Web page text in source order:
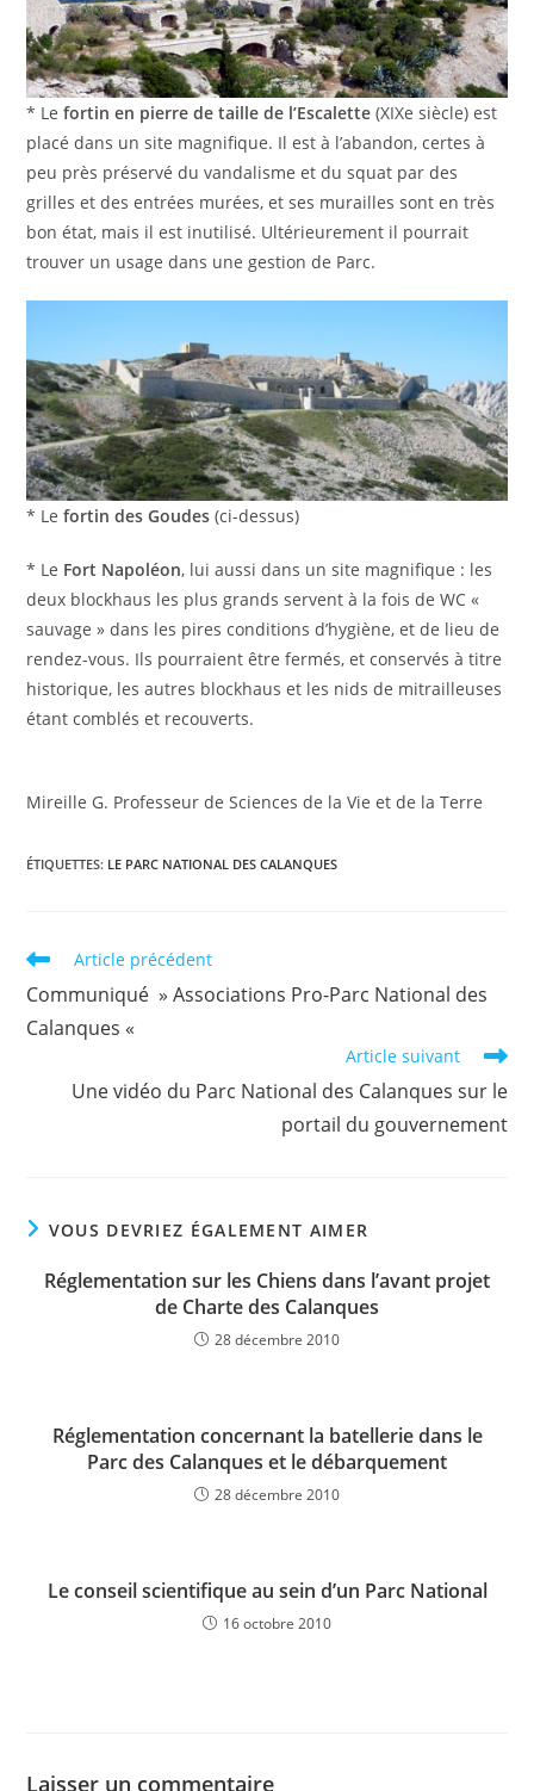
* Lefortin en pierre de taille de l’Escalette (XIXe siècle) est
placé dans un site magnifique. Il est à l’abandon, certes à
peu près préservé du vandalisme et du squat par des
grilles et des entrées murées, et ses murailles sont en très
bon état, mais il est inutilisé. Ultérieurement il pourrait
trouver un usage dans une gestion de Parc.
* Lefortin des Goudes (ci-dessus)
* Le Fort Napoléon, lui aussi dans un site magnifique : les
deux blockhaus les plus grands servent à la fois de WC «
sauvage » dans les pires conditions d’hygiène, et de lieu de
rendez-vous. Ils pourraient être fermés, et conservés à titre
historique, les autres blockhaus et les nids de mitrailleuses
étant comblés et recouverts.
Mireille G. Professeur de Sciences de la Vie et de la Terre
ÉTIQUETTES: LE PARC NATIONAL DES CALANQUES
Read
articles
Article précédent
Communiqué » Associations Pro-Parc National des
Calanques «
Article suivant
Une vidéo du Parc National des Calanques sur le
portail du gouvernement
VOUS DEVRIEZ ÉGALEMENT AIMER
Réglementation sur les Chiens dans l’avant projet
de Charte des Calanques
28 décembre 2010
Réglementation concernant la batellerie dans le
Parc des Calanques et le débarquement
28 décembre 2010
Le conseil scientifique au sein d’un Parc National
16 octobre 2010
Laisser un commentaire